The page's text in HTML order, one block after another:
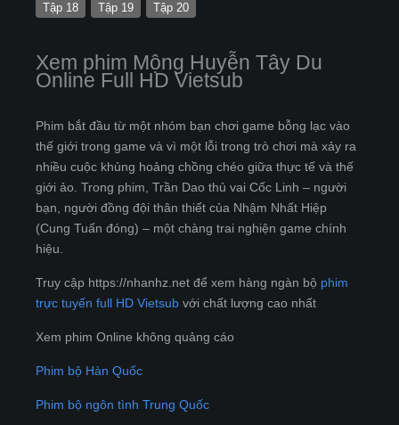
Tập 18 Tập 19 Tập 20
Xem phim Mộng Huyễn Tây Du
Online Full HD Vietsub
Phim bắt đầu từ một nhóm bạn chơi game bỗng lạc vào
thế giới trong game và vì một lỗi trong trò chơi mà xảy ra
nhiều cuộc khủng hoảng chồng chéo giữa thực tế và thế
giới ảo. Trong phim, Trần Dao thủ vai Cốc Linh – người
bạn, người đồng đội thân thiết của Nhậm Nhất Hiệp
(Cung Tuấn đóng) – một chàng trai nghiện game chính
hiệu.
Truy cập https://nhanhz.net để xem hàng ngàn bộ phim
trực tuyến full HD Vietsub với chất lượng cao nhất
Xem phim Online không quảng cáo
Phim bộ Hàn Quốc
Phim bộ ngôn tình Trung Quốc